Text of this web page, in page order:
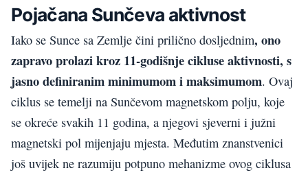
Pojačana Sunčeva aktivnost
Iako se Sunce sa Zemlje čini prilično dosljednim, ono
zapravo prolazi kroz 11-godišnje cikluse aktivnosti, s
jasno definiranim minimumom i maksimumom. Ovaj
ciklus se temelji na Sunčevom magnetskom polju, koje
se okreće svakih 11 godina, a njegovi sjeverni i južni
magnetski pol mijenjaju mjesta. Međutim znanstvenici
još uvijek ne razumiju potpuno mehanizme ovog ciklusa